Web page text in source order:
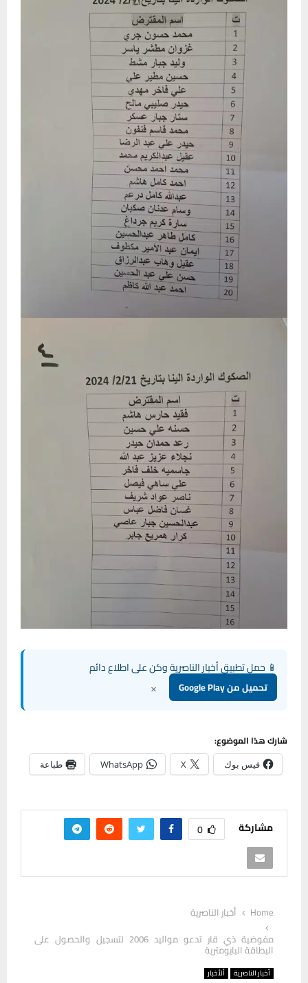
📱 حمل تطبيق أخبار الناصرية وكن على اطلاع دائم
تحميل من Google Play ×
شارك هذا الموضوع:
فيس بوك X
WhatsApp طباعة
مشاركة 0
Home
أخبار الناصرية
مفوضية ذي قار تدعو مواليد 2006 لتسجيل والحصول على
البطاقة البايومترية
أخبار الناصرية ألأخبار